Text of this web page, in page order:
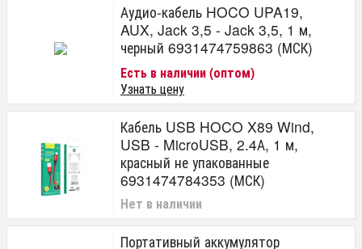
Аудио-кабель HOCO UPA19,
AUX, Jack 3,5 - Jack 3,5, 1 м,
черный 6931474759863 (МСК)
Есть в наличии (оптом)
Узнать цену
Кабель USB HOCO X89 Wind,
USB - MicroUSB, 2.4А, 1 м,
красный не упакованные
6931474784353 (МСК)
Нет в наличии
Портативный аккумулятор